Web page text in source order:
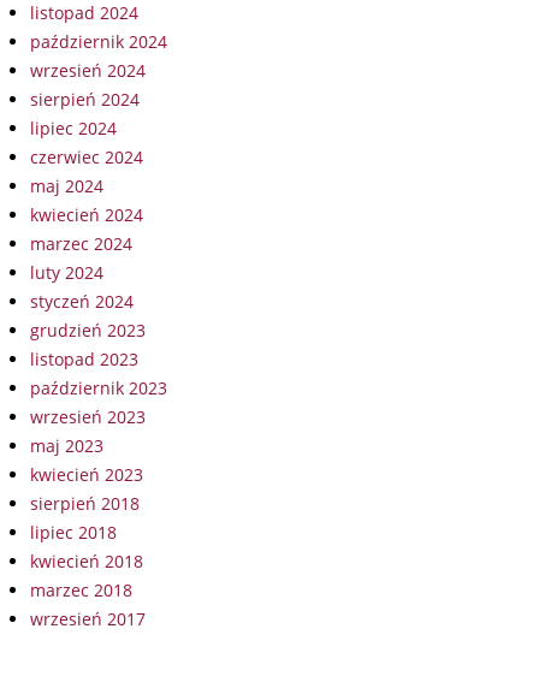
listopad 2024
październik 2024
wrzesień 2024
sierpień 2024
lipiec 2024
czerwiec 2024
maj 2024
kwiecień 2024
marzec 2024
luty 2024
styczeń 2024
grudzień 2023
listopad 2023
październik 2023
wrzesień 2023
maj 2023
kwiecień 2023
sierpień 2018
lipiec 2018
kwiecień 2018
marzec 2018
wrzesień 2017